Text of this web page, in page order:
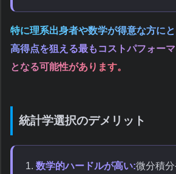
特に理系出身者や数学が得意な方に
高得点を狙える最もコストパフォー
となる可能性があります。
統計学選択のデメリット
数学的ハードルが高い:微分積